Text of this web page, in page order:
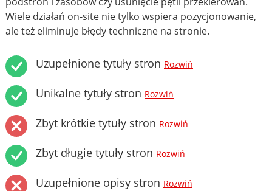
Wiele działań on-site nie tylko wspiera pozycjonowanie,
ale też eliminuje błędy techniczne na stronie.
Uzupełnione tytuły stron Rozwiń
Unikalne tytuły stron Rozwiń
Zbyt krótkie tytuły stron Rozwiń
Zbyt długie tytuły stron Rozwiń
Uzupełnione opisy stron Rozwiń